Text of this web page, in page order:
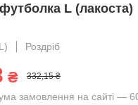
L (лакоста)
Роздріб
₴ 332,15 ₴
замовлення на сайті —